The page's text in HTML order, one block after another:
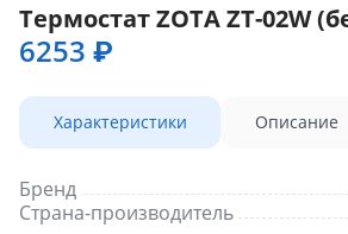
Термостат ZOTA ZT-02W
6253 ₽
Характеристики Описание
Бренд
Страна-производитель